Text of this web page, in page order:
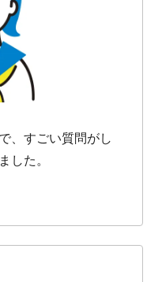
、すごい質問がし
した。